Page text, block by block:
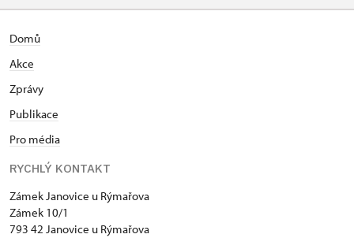
Domů
Akce
Zprávy
Publikace
Pro média
RYCHLÝ KONTAKT
Zámek Janovice u Rýmařova
Zámek 10/1
793 42 Janovice u Rýmařova